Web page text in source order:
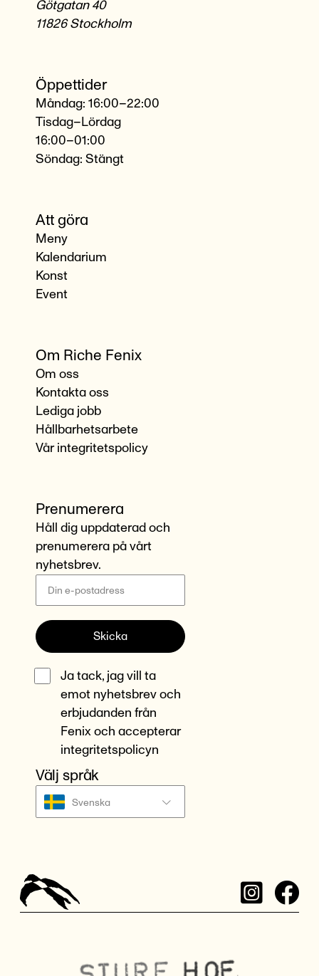
Öppettider
Måndag: 16:00–22:00
Tisdag–Lördag
16:00–01:00
Söndag: Stängt
Att göra
Meny
Kalendarium
Konst
Event
Om Riche Fenix
Om oss
Kontakta oss
Lediga jobb
Hållbarhetsarbete
Vår integritetspolicy
Götgatan 40
11826 Stockholm
Prenumerera
Håll dig uppdaterad och
prenumerera på vårt
nyhetsbrev.
Skicka
Ja tack, jag vill ta
emot nyhetsbrev och
erbjudanden från
Fenix och accepterar
integritetspolicyn
Välj språk
Svenska